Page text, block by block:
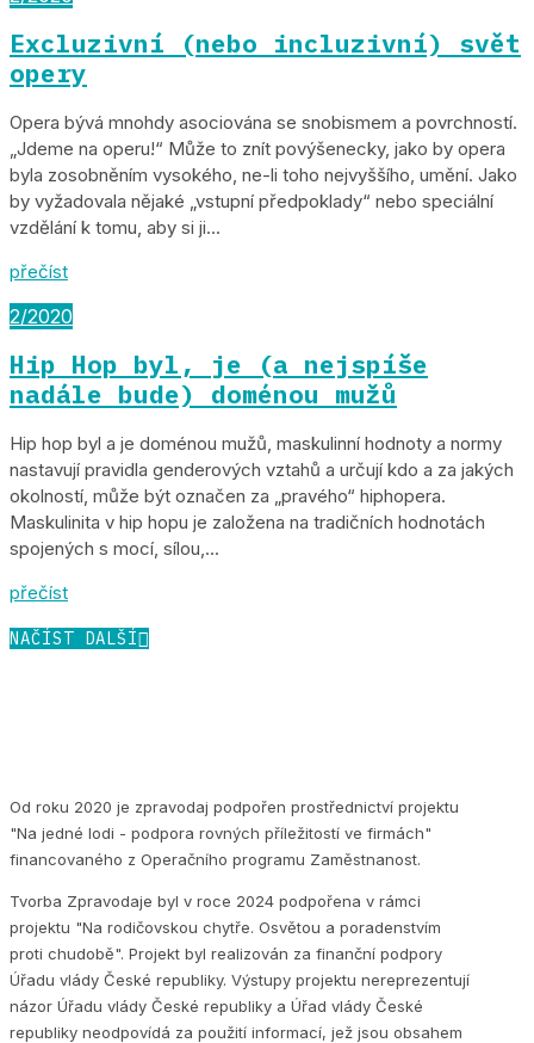
Excluzivní (nebo incluzivní) svět
opery
Opera bývá mnohdy asociována se snobismem a povrchností.
„Jdeme na operu!“ Může to znít povýšenecky, jako by opera
byla zosobněním vysokého, ne-li toho nejvyššího, umění. Jako
by vyžadovala nějaké „vstupní předpoklady“ nebo speciální
vzdělání k tomu, aby si ji...
přečíst
2/2020
Hip Hop byl, je (a nejspíše
nadále bude) doménou mužů
Hip hop byl a je doménou mužů, maskulinní hodnoty a normy
nastavují pravidla genderových vztahů a určují kdo a za jakých
okolností, může být označen za „pravého“ hiphopera.
Maskulinita v hip hopu je založena na tradičních hodnotách
spojených s mocí, sílou,...
přečíst
NAČÍST DALŠÍ
Od roku 2020 je zpravodaj podpořen prostřednictví projektu
"Na jedné lodi - podpora rovných příležitostí ve firmách"
financovaného z Operačního programu Zaměstnanost.
Tvorba Zpravodaje byl v roce 2024 podpořena v rámci
projektu "Na rodičovskou chytře. Osvětou a poradenstvím
proti chudobě". Projekt byl realizován za finanční podpory
Úřadu vlády České republiky. Výstupy projektu nereprezentují
názor Úřadu vlády České republiky a Úřad vlády České
republiky neodpovídá za použití informací, jež jsou obsahem